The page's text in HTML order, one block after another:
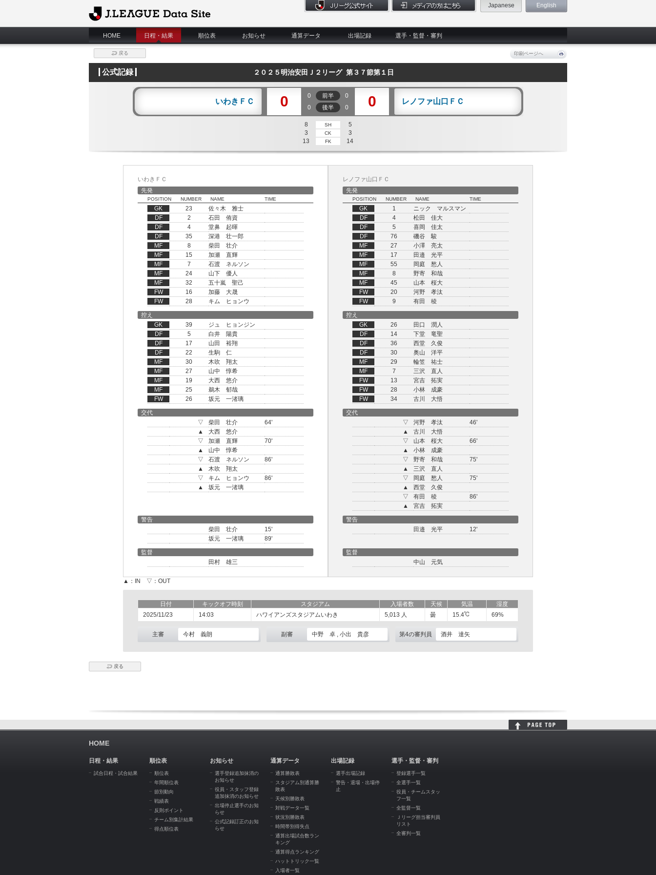
J.League Data Site
Japanese English
HOME 日程・結果 順位表 お知らせ 通算データ 出場記録 選手・監督・審判
戻る 印刷ページへ
公式記録 ２０２５明治安田Ｊ２リーグ 第３７節第１日
いわきＦＣ 0 0 前半
0
0
後半 0 0 レノファ山口ＦＣ
8 SH
5
3
CK
3
13
FK 14
いわきＦＣ
先発
POSITION NUMBER NAME TIME
GK 23
佐々木 雅士
DF
2
石田 侑資
DF
4
堂鼻 起暉
DF
35
深港 壮一郎
MF
8
柴田 壮介
MF
15
加瀬 直輝
MF
7
石渡 ネルソン
MF
24
山下 優人
MF
32
五十嵐 聖己
FW
16
加藤 大晟
FW
28 キム ヒョンウ
レノファ山口ＦＣ
先発
POSITION NUMBER NAME TIME
GK 1
ニック マルスマン
DF
4
松田 佳大
DF
5
喜岡 佳太
DF
76
磯谷 駿
MF
27
小澤 亮太
MF
17
田邉 光平
MF
55
岡庭 愁人
MF
8
野寄 和哉
MF
45
山本 桜大
FW
20
河野 孝汰
FW
9
有田 稜
控え
GK
39
ジュ ヒョンジン
DF
5
白井 陽貴
DF
17
山田 裕翔
DF
22
生駒 仁
MF
30
木吹 翔太
MF
27
山中 惇希
MF
19
大西 悠介
MF
25
鵜木 郁哉
FW
26 坂元 一渚璃
控え
GK
26
田口 潤人
DF
14
下堂 竜聖
DF
36
西堂 久俊
DF
30
奥山 洋平
MF
29
輪笠 祐士
MF
7
三沢 直人
FW
13
宮吉 拓実
FW
28
小林 成豪
FW
34
古川 大悟
交代
▽
柴田 壮介
64'
▲
大西 悠介
▽
加瀬 直輝
70'
▲
山中 惇希
▽
石渡 ネルソン
86'
▲
木吹 翔太
▽
キム ヒョンウ
86'
▲
坂元 一渚璃
交代
▽
河野 孝汰
46'
▲
古川 大悟
▽
山本 桜大
66'
▲
小林 成豪
▽
野寄 和哉
75'
▲
三沢 直人
▽
岡庭 愁人
75'
▲
西堂 久俊
▽
有田 稜
86'
▲
宮吉 拓実
警告
柴田 壮介
15'
坂元 一渚璃
89'
警告
田邉 光平
12'
監督
田村 雄三
監督
中山 元気
▲：IN ▽：OUT
日付 キックオフ時刻 スタジアム 入場者数 天候 気温
湿度
2025/11/23
14:03 ハワイアンズスタジアムいわき 5,013 人 曇 15.4 69%
主審 今村 義朗 副審 中野 卓 , 小出 貴彦 第4の審判員 酒井 達矢
戻る
HOME
日程・結果
試合日程・試合結果
順位表
順位表
年間順位表
節別動向
戦績表
反則ポイント
チーム別集計結果
得点順位表
お知らせ
選手登録追加抹消の
お知らせ
役員・スタッフ登録
追加抹消のお知らせ
出場停止選手のお知
らせ
公式記録訂正のお知
らせ
通算データ
通算勝敗表
スタジアム別通算勝
敗表
天候別勝敗表
対戦データ一覧
状況別勝敗表
時間帯別得失点
通算出場試合数ラン
キング
通算得点ランキング
ハットトリック一覧
入場者一覧
出場記録
選手出場記録
警告・退場・出場停
止
選手・監督・審判
登録選手一覧
全選手一覧
役員・チームスタッ
フ一覧
全監督一覧
Ｊリーグ担当審判員
リスト
全審判一覧